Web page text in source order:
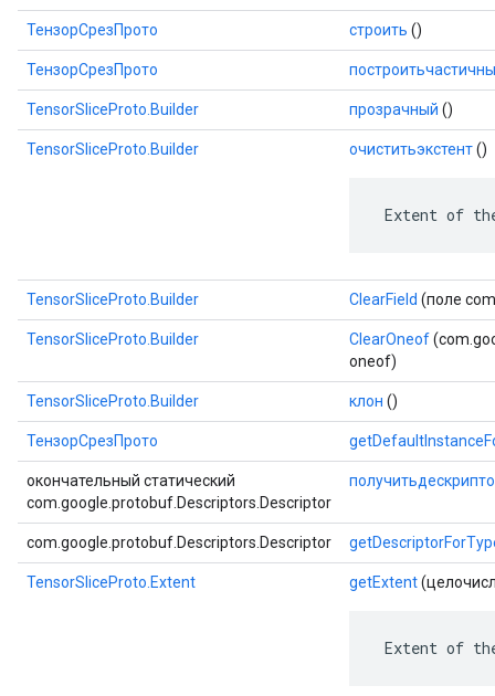
ТензорСрезПрото строить ()
ТензорСрезПрото
TensorSliceProto.Builder прозрачный ()
TensorSliceProto.Builder очиститьэкстент()
Extent of
TensorSliceProto.Builder ClearField (поле
TensorSliceProto.Builder ClearOneof
oneof)
TensorSliceProto.Builder клон ()
ТензорСрезПрото
окончательный статический
com.google.protobuf.Descriptors.Descriptor
com.google.protobuf.Descriptors.Descriptor
TensorSliceProto.Extent getExtent
Extent of